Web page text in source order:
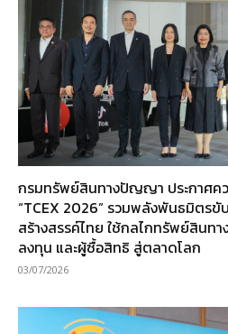
กรมทรัพย์สินทางปัญญา ประกาศค
“TCEX 2026” รวมพลังพันธมิตรขั
สร้างสรรค์ไทย ใช้กลไกทรัพย์สินท
ลงทุน และผู้ซื้อสิทธิ สู่ตลาดโลก
03/07/2026